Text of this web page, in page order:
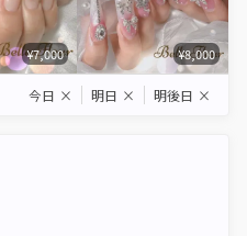
¥7,000 ¥8,000
今日 × 明日 × 明後日 ×